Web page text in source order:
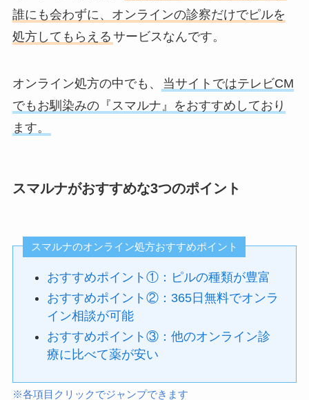
誰にも会わずに、オンラインの診察だけでピルを
処方してもらえる サービスなんです。
オンライン処方の中でも、
当サイトではテレビCM
でもお馴染みの『スマルナ』をおすすめしており
ます。
スマルナがおすすめな3つのポイント
スマルナのオンライン処方おすすめポイント
おすすめポイント①：ピルの種類が豊富
おすすめポイント②：365日無料でオンラ
イン相談が可能
おすすめポイント③：他のオンライン診
療に比べて薬が安い
※各項目クリックでジャンプできます